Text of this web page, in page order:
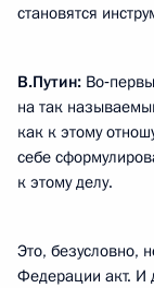
становятся
В.Путин:
на так
как к этому
себе
к этому делу.
Это, безусловно,
Федерации акт. И